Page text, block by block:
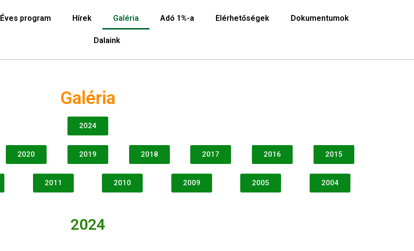
Éves program Hírek Galéria Adó 1%-a Elérhetőségek Dokumentumok
Dalaink
Galéria
2024
2020 2019 2018 2017 2016 2015
2011 2010 2009 2005 2004
2024